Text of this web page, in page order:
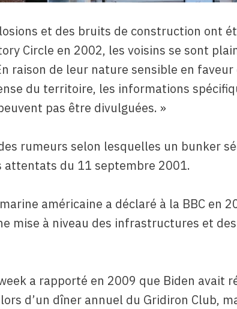
et des bruits de construction ont
Circle en 2002, les voisins se sont
raison de leur nature sensible en
du territoire, les informations
pas être divulguées. »
rumeurs selon lesquelles un bunker
attentats du 11 septembre 2001.
américaine a déclaré à la BBC en
mise à niveau des infrastructures et
a rapporté en 2009 que Biden avait
d’un dîner annuel du Gridiron Club,